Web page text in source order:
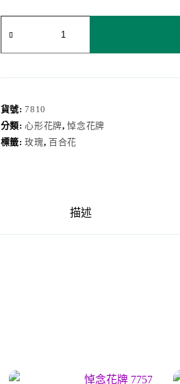
形
花
7810
量
貨號:7810
分類:心形花牌,悼念花牌
標籤:玫瑰,百合花
描述